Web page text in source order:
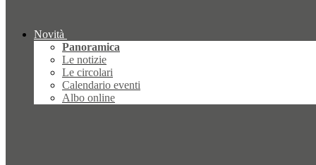
Novità
Panoramica
Le notizie
Le circolari
Calendario eventi
Albo online